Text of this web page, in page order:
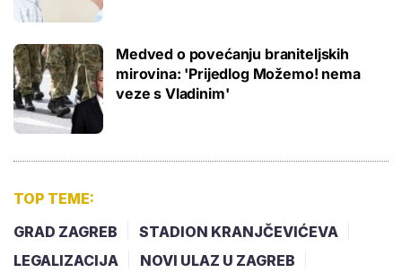
Medved o povećanju braniteljskih
mirovina: 'Prijedlog Možemo! nema
veze s Vladinim'
TOP TEME:
GRAD ZAGREB
STADION KRANJČEVIĆEVA
LEGALIZACIJA
NOVI ULAZ U ZAGREB